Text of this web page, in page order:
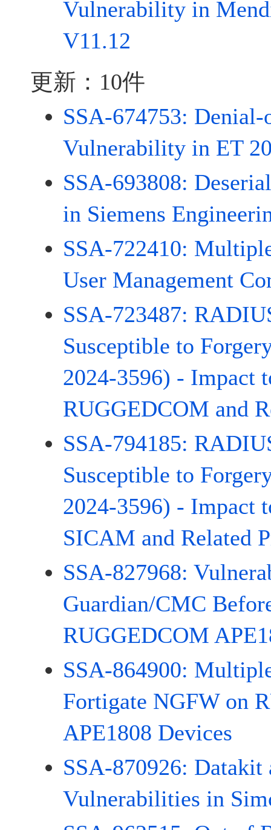
Vulnerability in
V11.12
更新：10件
SSA-674753:
Vulnerability in ET
SSA-693808:
in Siemens
SSA-722410:
User Management
SSA-723487:
Susceptible to
2024-3596) - Impact
RUGGEDCOM and
SSA-794185:
Susceptible to
2024-3596) - Impact
SICAM and Related
SSA-827968:
Guardian/CMC
RUGGEDCOM
SSA-864900:
Fortigate NGFW on
APE1808 Devices
SSA-870926: Datakit
Vulnerabilities in